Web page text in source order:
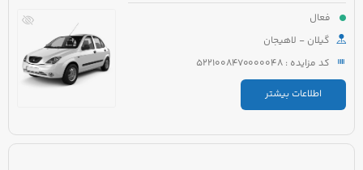
فعال
گیلان - لاهیجان
کد مزایده : 5221008470000048
اطلاعات بیشتر